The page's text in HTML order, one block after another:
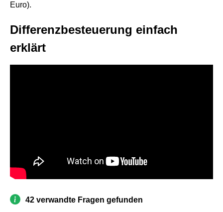
Euro).
Differenzbesteuerung einfach
erklärt
42 verwandte Fragen gefunden